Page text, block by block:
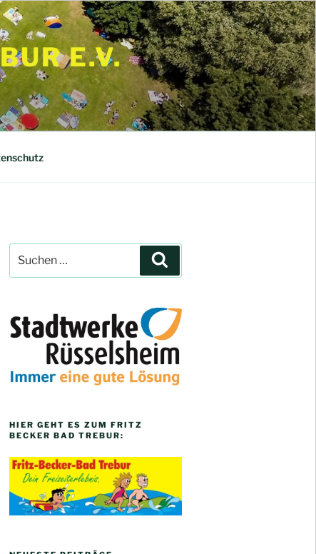
E.V.
nach:
HIER GEHT ES ZUM FRITZ
BECKER BAD TREBUR: